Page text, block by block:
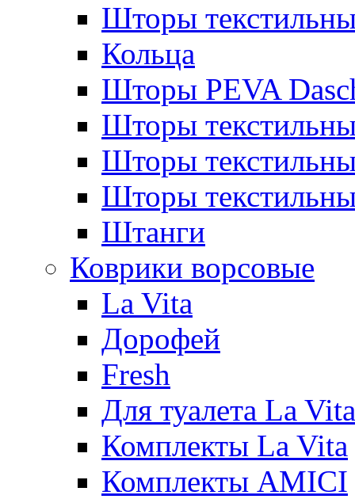
Шторы
Кольца
Шторы PEVA
Шторы
Шторы
Шторы
Штанги
Коврики ворсовые
La Vita
Дорофей
Fresh
Для туалета La Vita
Комплекты La Vita
Комплекты AMICI